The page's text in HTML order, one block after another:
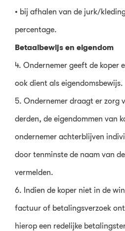
• bij afhalen van de jurk/
percentage.
Betaalbewijs en eigendom
4. Ondernemer geeft de koper
ook dient als eigendomsbewijs.
5. Ondernemer draagt er zorg
derden, de eigendommen van
ondernemer achterblijven
door tenminste de naam van
vermelden.
6. Indien de koper niet in de
factuur of betalingsverzoek
hierop een redelijke